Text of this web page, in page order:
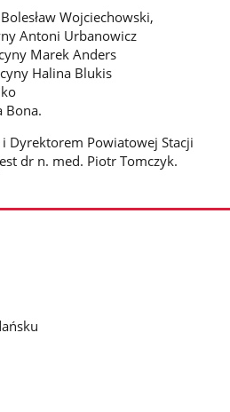
Wojciechowski,
Antoni Urbanowicz
Marek Anders
Halina Blukis
Bona.
Dyrektorem Powiatowej Stacji
dr n. med. Piotr Tomczyk.